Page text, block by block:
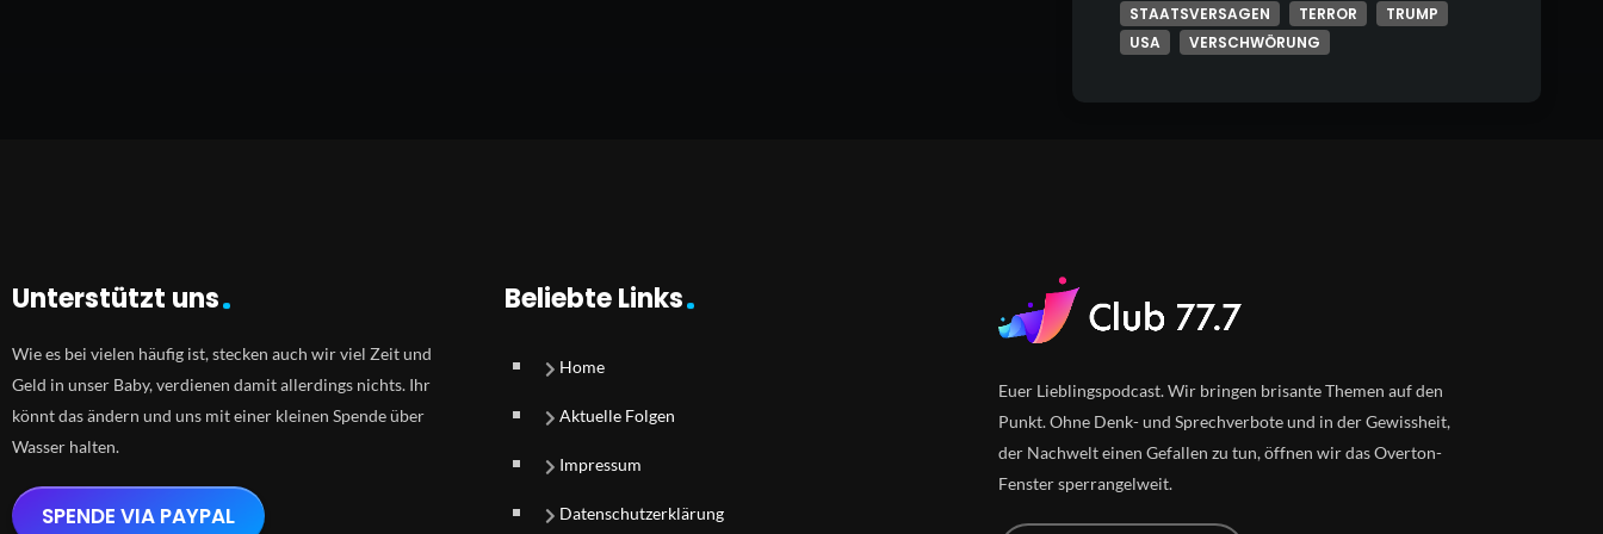
STAATSVERSAGEN TERROR
TRUMP
USA
VERSCHWÖRUNG
Unterstützt uns
Wie es bei vielen häufig ist, stecken auch wir viel Zeit und
Geld in unser Baby, verdienen damit allerdings nichts. Ihr
könnt das ändern und uns mit einer kleinen Spende über
Wasser halten.
SPENDE VIA PAYPAL
Beliebte Links
Home
Aktuelle Folgen
Impressum
Datenschutzerklärung
Euer Lieblingspodcast. Wir bringen brisante Themen auf den
Punkt. Ohne Denk- und Sprechverbote und in der Gewissheit,
der Nachwelt einen Gefallen zu tun, öffnen wir das Overton-
Fenster sperrangelweit.